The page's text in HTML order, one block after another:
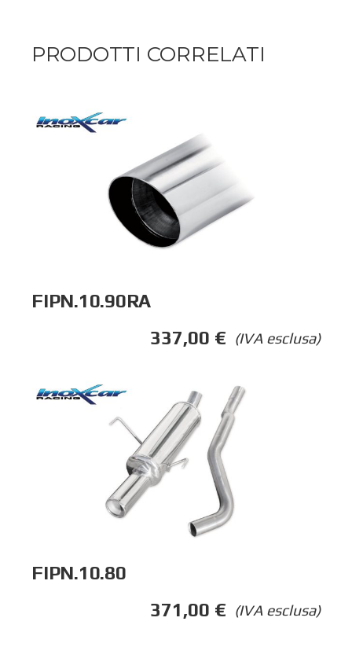
PRODOTTI CORRELATI
FIPN.10.90RA
(IVA esclusa)
337,00 €
FIPN.10.80
(IVA esclusa)
371,00 €